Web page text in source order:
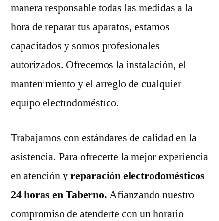
manera responsable todas las medidas a la
hora de reparar tus aparatos, estamos
capacitados y somos profesionales
autorizados. Ofrecemos la instalación, el
mantenimiento y el arreglo de cualquier
equipo electrodoméstico.
Trabajamos con estándares de calidad en la
asistencia. Para ofrecerte la mejor experiencia
en atención yreparación electrodomésticos
24 horas en Taberno. Afianzando nuestro
compromiso de atenderte con un horario